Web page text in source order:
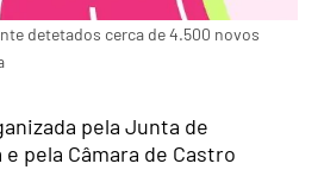
detetados cerca de 4.500 novos
pela Junta de
pela Câmara de Castro